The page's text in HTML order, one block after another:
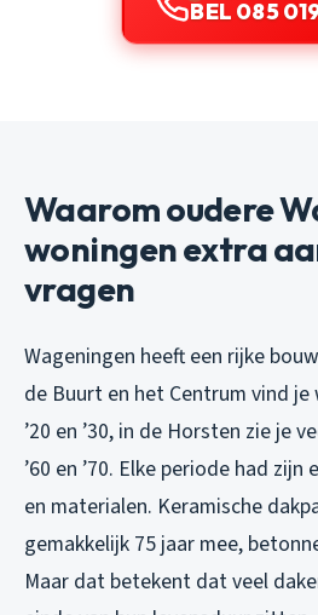
BEL 085
Waarom oudere
woningen extra
vragen
Wageningen heeft een rijke
de Buurt en het Centrum vind
’20 en ’30, in de Horsten zie je
’60 en ’70. Elke periode had
en materialen. Keramische
gemakkelijk 75 jaar mee,
Maar dat betekent dat veel